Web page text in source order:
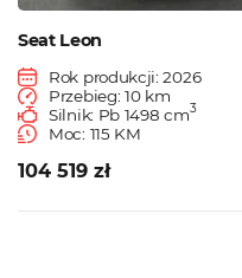
Seat Leon
Rok produkcji: 2026
Przebieg: 10 km
Silnik: Pb 1498 cm3
Moc: 115 KM
104 519 zł